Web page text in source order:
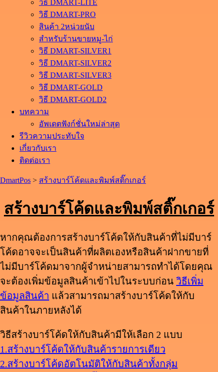
วิธี DMART-LITE
วิธี DMART-PRO
สินค้า 2หน่วยนับ
สำหรับร้านขายหมู-ไก่
วิธี DMART-SILVER1
วิธี DMART-SILVER2
วิธี DMART-SILVER3
วิธี DMART-GOLD
วิธี DMART-GOLD2
บทความ
อัพเดตฟังก์ชั่นใหม่ล่าสุด
รีวิวความประทับใจ
เกี่ยวกับเรา
ติดต่อเรา
DmartPos > สร้างบาร์โค้ดและพิมพ์สติ๊กเกอร์
สร้างบาร์โค้ดและพิมพ์สติ๊กเกอร์
หากคุณต้องการสร้างบาร์โค้ดให้กับสินค้าที่ไม่มีบาร์
โค้ดอาจจะเป็นสินค้าที่ผลิตเองหรือสินค้าฝากขายที่
ไม่มีบาร์โค้ดมาจากผู้จำหน่ายสามารถทำได้โดยคุณ
จะต้องเพิ่มข้อมูลสินค้าเข้าไปในระบบก่อน วิธีเพิ่ม
ข้อมูลสินค้า แล้วสามารถมาสร้างบาร์โค้ดให้กับ
สินค้าในภายหลังได้
วิธีสร้างบาร์โค้ดให้กับสินค้ามีให้เลือก 2 แบบ
1.สร้างบาร์โค้ดให้กับสินค้ารายการเดียว
2.สร้างบาร์โค้ดอัตโนมัติให้กับสินค้าทั้งกลุ่ม